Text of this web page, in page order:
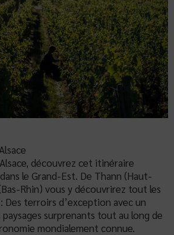
découvrez cet itinéraire
le Grand-Est. De Thann (Haut-
Rhin) vous y découvrirez tout les
Des terroirs d’exception avec un
surprenants tout au long de
mondialement connue.